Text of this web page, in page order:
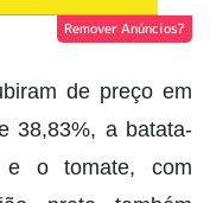
Remover Anúncios?
de preço em
38,83%, a batata-
e o tomate, com